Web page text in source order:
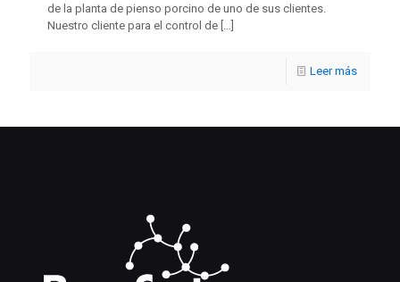
de la planta de pienso porcino de uno de sus clientes.
Nuestro cliente para el control de […]
Leer más